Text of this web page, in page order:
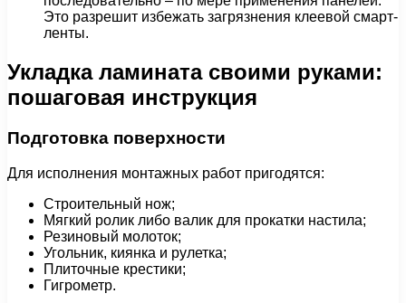
Это разрешит избежать загрязнения клеевой смарт-
ленты.
Укладка ламината своими руками:
пошаговая инструкция
Подготовка поверхности
Для исполнения монтажных работ пригодятся:
Строительный нож;
Мягкий ролик либо валик для прокатки настила;
Резиновый молоток;
Угольник, киянка и рулетка;
Плиточные крестики;
Гигрометр.